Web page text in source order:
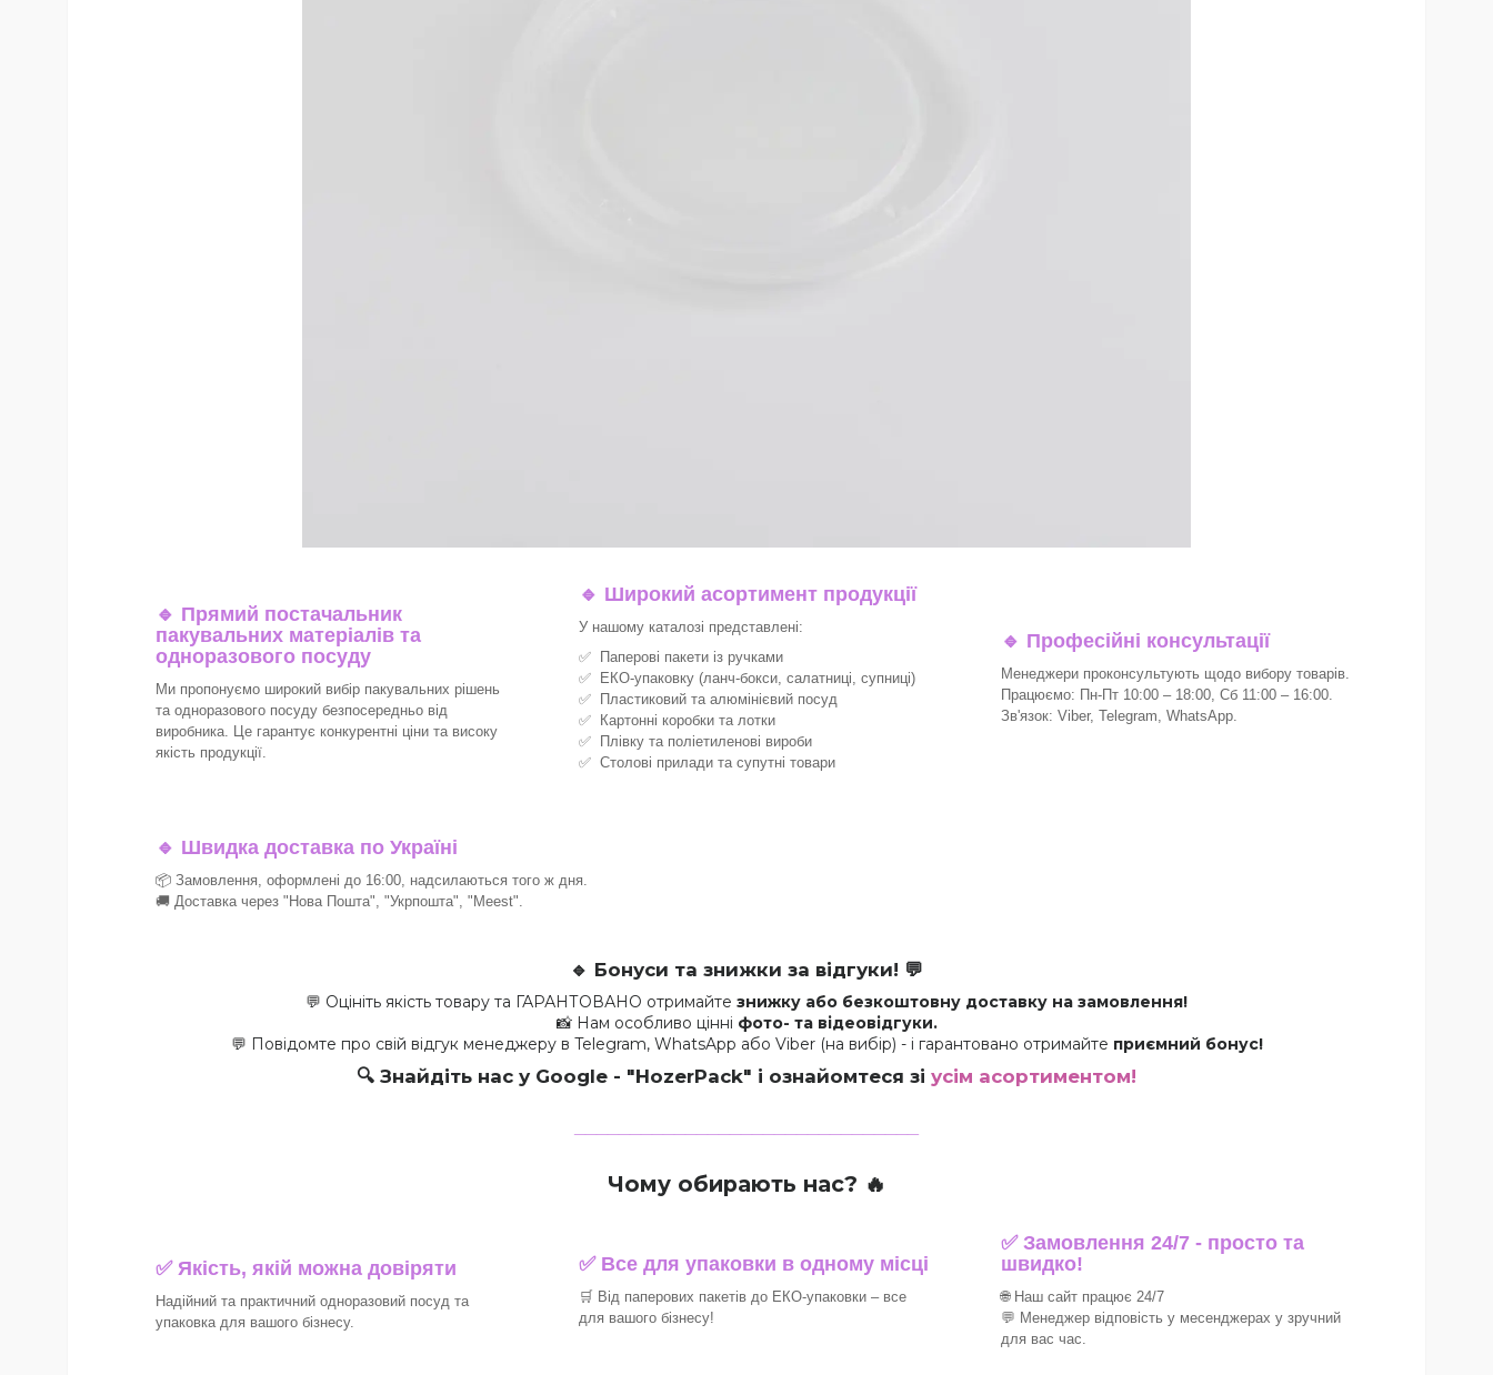
🔹 Прямий постачальник
пакувальних матеріалів та
одноразового посуду
Ми пропонуємо широкий вибір пакувальних рішень
та одноразового посуду безпосередньо від
виробника. Це гарантує конкурентні ціни та високу
якість продукції.
🔹 Широкий асортимент продукції
У нашому каталозі представлені:
✅ Паперові пакети із ручками
✅ ЕКО-упаковку (ланч-бокси, салатниці, супниці)
✅ Пластиковий та алюмінієвий посуд
✅ Картонні коробки та лотки
✅ Плівку та поліетиленові вироби
✅ Столові прилади та супутні товари
🔹 Професійні консультації
Менеджери проконсультують щодо вибору товарів.
Працюємо: Пн-Пт 10:00 – 18:00, Сб 11:00 – 16:00.
Зв'язок: Viber, Telegram, WhatsApp.
🔹 Швидка доставка по Україні
📦 Замовлення, оформлені до 16:00, надсилаються того ж дня.
🚚 Доставка через "Нова Пошта", "Укрпошта", "Meest".
🔹 Бонуси та знижки за відгуки! 💬
💬 Оцініть якість товару та ГАРАНТОВАНО отримайте знижку або безкоштовну доставку на замовлення!
📸 Нам особливо цінні фото- та відеовідгуки.
💬 Повідомте про свій відгук менеджеру в Telegram, WhatsApp або Viber (на вибір) - і гарантовано отримайте приємний бонус!
🔍 Знайдіть нас у Google - "HozerPack" і ознайомтеся зі усім асортиментом!
Чому обирають нас? 🔥
✅ Якість, якій можна довіряти
Надійний та практичний одноразовий посуд та
упаковка для вашого бізнесу.
✅ Все для упаковки в одному місці
🛒 Від паперових пакетів до ЕКО-упаковки – все
для вашого бізнесу!
✅ Замовлення 24/7 - просто та
швидко!
🌐 Наш сайт працює 24/7
💬 Менеджер відповість у месенджерах у зручний
для вас час.